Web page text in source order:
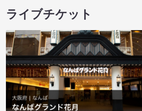
ライブチケット